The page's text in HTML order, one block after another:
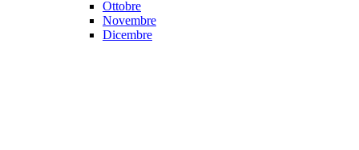
Ottobre
Novembre
Dicembre